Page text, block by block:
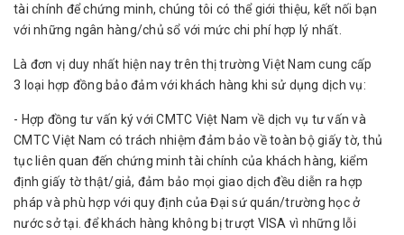
tài chính để chứng minh, chúng tôi có thể giới thiệu, kết nối bạn
với những ngân hàng/chủ sổ với mức chi phí hợp lý nhất.
Là đơn vị duy nhất hiện nay trên thị trường Việt Nam cung cấp
3 loại hợp đồng bảo đảm với khách hàng khi sử dụng dịch vụ:
- Hợp đồng tư vấn ký với CMTC Việt Nam về dịch vụ tư vấn và
CMTC Việt Nam có trách nhiệm đảm bảo về toàn bộ giấy tờ, thủ
tục liên quan đến chứng minh tài chính của khách hàng, kiểm
định giấy tờ thật/giả, đảm bảo mọi giao dịch đều diễn ra hợp
pháp và phù hợp với quy định của Đại sứ quán/trường học ở
nước sở tại. để khách hàng không bị trượt VISA vì những lỗi